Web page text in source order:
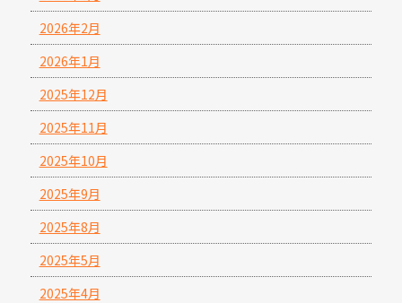
2026年2月
2026年1月
2025年12月
2025年11月
2025年10月
2025年9月
2025年8月
2025年5月
2025年4月